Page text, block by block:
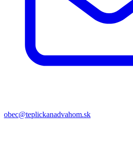
obec@teplickanadvahom.sk